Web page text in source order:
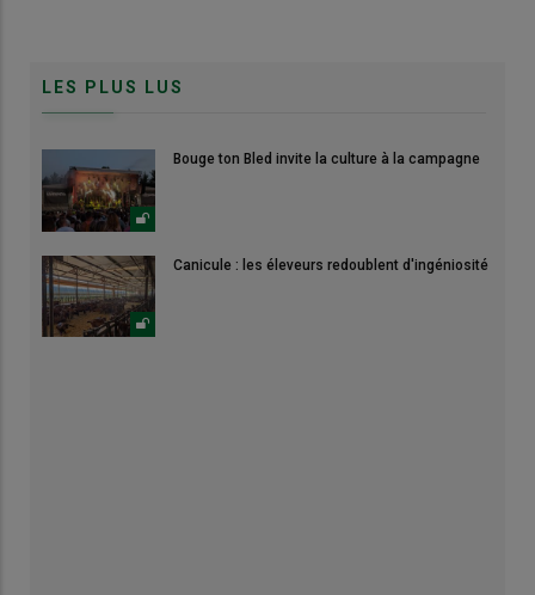
LES PLUS LUS
Bouge ton Bled invite la culture à la campagne
Canicule : les éleveurs redoublent d'ingéniosité